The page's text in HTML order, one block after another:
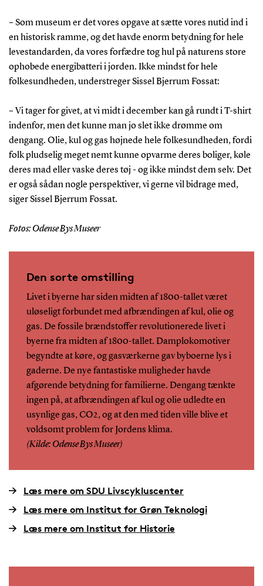
– Som museum er det vores opgave at sætte vores nutid ind i
en historisk ramme, og det havde enorm betydning for hele
levestandarden, da vores forfædre tog hul på naturens store
ophobede energibatteri i jorden. Ikke mindst for hele
folkesundheden, understreger Sissel Bjerrum Fossat:
– Vi tager for givet, at vi midt i december kan gå rundt i T-shirt
indenfor, men det kunne man jo slet ikke drømme om
dengang. Olie, kul og gas højnede hele folkesundheden, fordi
folk pludselig meget nemt kunne opvarme deres boliger, køle
deres mad eller vaske deres tøj - og ikke mindst dem selv. Det
er også sådan nogle perspektiver, vi gerne vil bidrage med,
siger Sissel Bjerrum Fossat.
Fotos: Odense Bys Museer
Den sorte omstilling
Livet i byerne har siden midten af 1800-tallet været
uløseligt forbundet med afbrændingen af kul, olie og
gas. De fossile brændstoffer revolutionerede livet i
byerne fra midten af 1800-tallet. Damplokomotiver
begyndte at køre, og gasværkerne gav byboerne lys i
gaderne. De nye fantastiske muligheder havde
afgørende betydning for familierne. Dengang tænkte
ingen på, at afbrændingen af kul og olie udledte en
usynlige gas, CO2, og at den med tiden ville blive et
voldsomt problem for Jordens klima.
(Kilde: Odense Bys Museer)
Læs mere om SDU Livscykluscenter
Læs mere om Institut for Grøn Teknologi
Læs mere om Institut for Historie